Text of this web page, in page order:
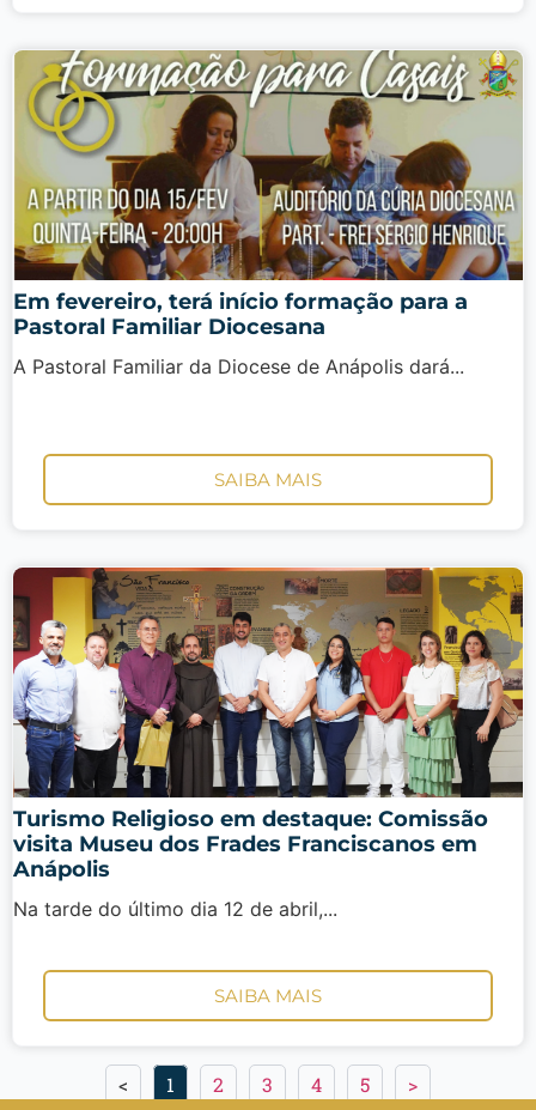
Em fevereiro, terá início formação para a
Pastoral Familiar Diocesana
A Pastoral Familiar da Diocese de Anápolis dará...
SAIBA MAIS
Turismo Religioso em destaque: Comissão
visita Museu dos Frades Franciscanos em
Anápolis
Na tarde do último dia 12 de abril,...
SAIBA MAIS
< 1 2 3 4 5 >